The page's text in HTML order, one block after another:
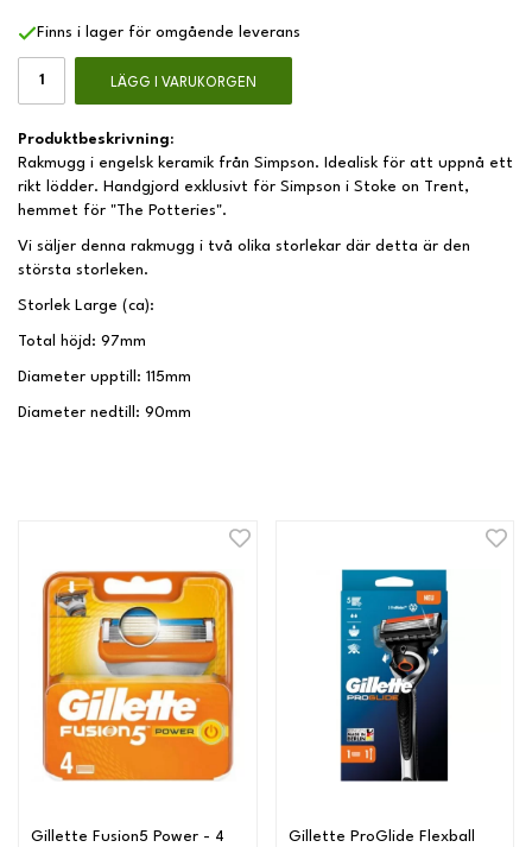
Finns i lager för omgående leverans
LÄGG I VARUKORGEN
Produktbeskrivning:
Rakmugg i engelsk keramik från Simpson. Idealisk för att uppnå ett
rikt lödder. Handgjord exklusivt för Simpson i Stoke on Trent,
hemmet för "The Potteries".
Vi säljer denna rakmugg i två olika storlekar där detta är den
största storleken.
Storlek Large (ca):
Total höjd: 97mm
Diameter upptill: 115mm
Diameter nedtill: 90mm
Gillette Fusion5 Power - 4
Gillette ProGlide Flexball